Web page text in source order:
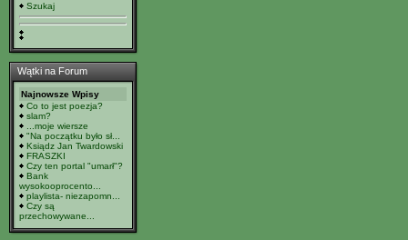
Szukaj
Wątki na Forum
Najnowsze Wpisy
Co to jest poezja?
slam?
...moje wiersze
"Na początku było sł...
Ksiądz Jan Twardowski
FRASZKI
Czy ten portal "umarł"?
Bank
wysokooprocento...
playlista- niezapomn...
Czy są
przechowywane...